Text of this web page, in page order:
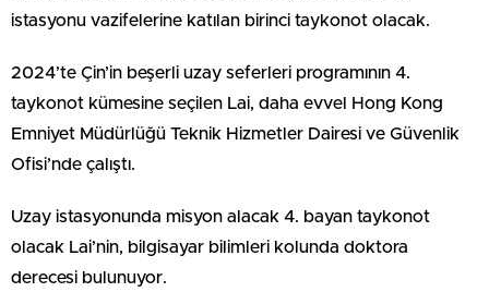
istasyonu vazifelerine katılan birinci taykonot olacak.
2024’te Çin’in beşerli uzay seferleri programının 4.
taykonot kümesine seçilen Lai, daha evvel Hong Kong
Emniyet Müdürlüğü Teknik Hizmetler Dairesi ve Güvenlik
Ofisi’nde çalıştı.
Uzay istasyonunda misyon alacak 4. bayan taykonot
olacak Lai’nin, bilgisayar bilimleri kolunda doktora
derecesi bulunuyor.